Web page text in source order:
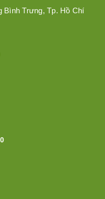
Bình Trưng, Tp. Hồ Chí